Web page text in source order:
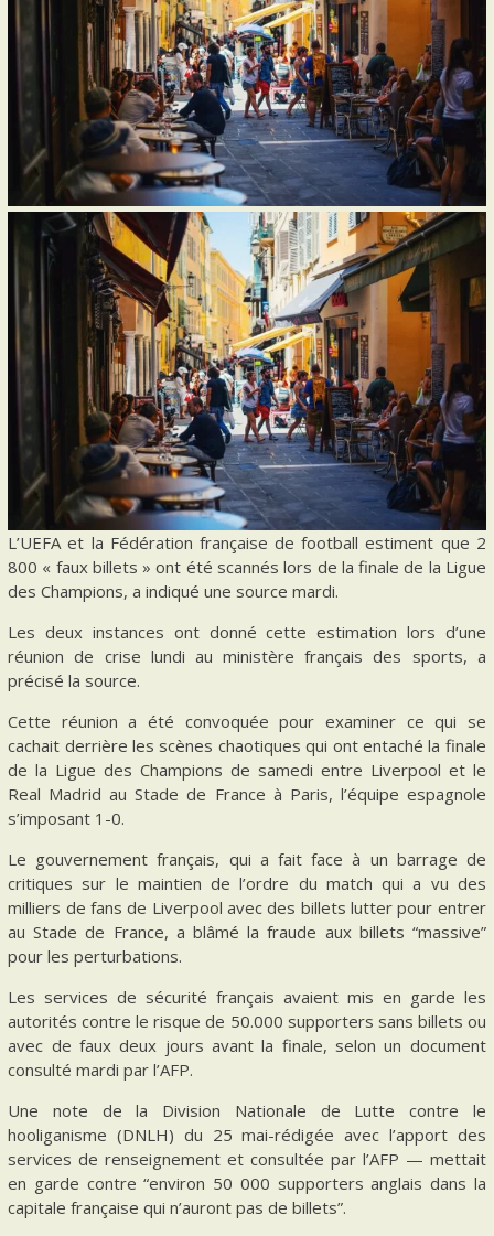
L’UEFA et la Fédération française de football estiment que 2
800 « faux billets » ont été scannés lors de la finale de la Ligue
des Champions, a indiqué une source mardi.
Les deux instances ont donné cette estimation lors d’une
réunion de crise lundi au ministère français des sports, a
précisé la source.
Cette réunion a été convoquée pour examiner ce qui se
cachait derrière les scènes chaotiques qui ont entaché la finale
de la Ligue des Champions de samedi entre Liverpool et le
Real Madrid au Stade de France à Paris, l’équipe espagnole
s’imposant 1-0.
Le gouvernement français, qui a fait face à un barrage de
critiques sur le maintien de l’ordre du match qui a vu des
milliers de fans de Liverpool avec des billets lutter pour entrer
au Stade de France, a blâmé la fraude aux billets “massive”
pour les perturbations.
Les services de sécurité français avaient mis en garde les
autorités contre le risque de 50.000 supporters sans billets ou
avec de faux deux jours avant la finale, selon un document
consulté mardi par l’AFP.
Une note de la Division Nationale de Lutte contre le
hooliganisme (DNLH) du 25 mai-rédigée avec l’apport des
services de renseignement et consultée par l’AFP — mettait
en garde contre “environ 50 000 supporters anglais dans la
capitale française qui n’auront pas de billets”.